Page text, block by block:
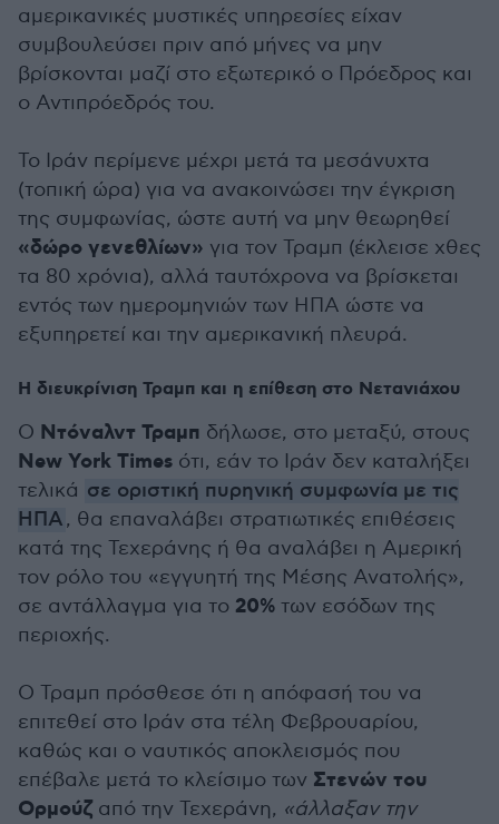
αμερικανικές μυστικές υπηρεσίες είχαν
συμβουλεύσει πριν από μήνες να μην
βρίσκονται μαζί στο εξωτερικό ο Πρόεδρος και
ο Αντιπρόεδρός του.
Το Ιράν περίμενε μέχρι μετά τα μεσάνυχτα
(τοπική ώρα) για να ανακοινώσει την έγκριση
της συμφωνίας, ώστε αυτή να μην θεωρηθεί
«δώρο γενεθλίων» για τον Τραμπ (έκλεισε χθες
τα 80 χρόνια), αλλά ταυτόχρονα να βρίσκεται
εντός των ημερομηνιών των ΗΠΑ ώστε να
εξυπηρετεί και την αμερικανική πλευρά.
Η διευκρίνιση Τραμπ και η επίθεση στο Νετανιάχου
Ο Ντόναλντ Τραμπ δήλωσε, στο μεταξύ, στους
New York Times ότι, εάν το Ιράν δεν καταλήξει
τελικά σε οριστική πυρηνική συμφωνία με τις
ΗΠΑ, θα επαναλάβει στρατιωτικές επιθέσεις
κατά της Τεχεράνης ή θα αναλάβει η Αμερική
τον ρόλο του «εγγυητή της Μέσης Ανατολής»,
σε αντάλλαγμα για το 20% των εσόδων της
περιοχής.
Ο Τραμπ πρόσθεσε ότι η απόφασή του να
επιτεθεί στο Ιράν στα τέλη Φεβρουαρίου,
καθώς και ο ναυτικός αποκλεισμός που
επέβαλε μετά το κλείσιμο των Στενών του
Ορμούζ από την Τεχεράνη, «άλλαξαν την